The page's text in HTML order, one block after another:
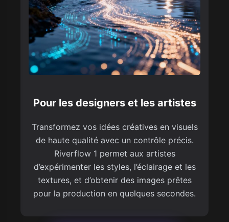
Pour les designers et les artistes
Transformez vos idées créatives en visuels
de haute qualité avec un contrôle précis.
Riverflow 1 permet aux artistes
d’expérimenter les styles, l’éclairage et les
textures, et d’obtenir des images prêtes
pour la production en quelques secondes.